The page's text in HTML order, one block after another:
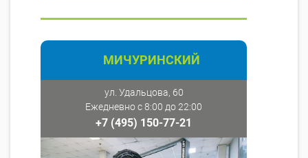
МИЧУРИНСКИЙ
ул. Удальцова, 60
Ежедневно с 8:00 до 22:00
+7 (495) 150-77-21